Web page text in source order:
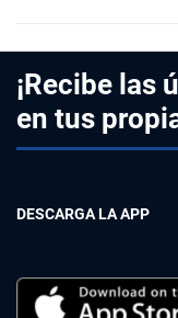
¡Recibe las
en tus
DESCARGA LA APP